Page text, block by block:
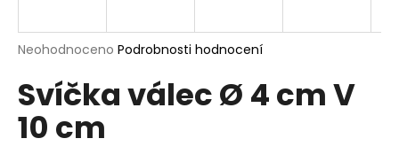
Průměrné
produktu
je
0,0
Neohodnoceno Podrobnosti hodnocení
Svíčka válec Ø 4 cm V
10 cm
j
t
?